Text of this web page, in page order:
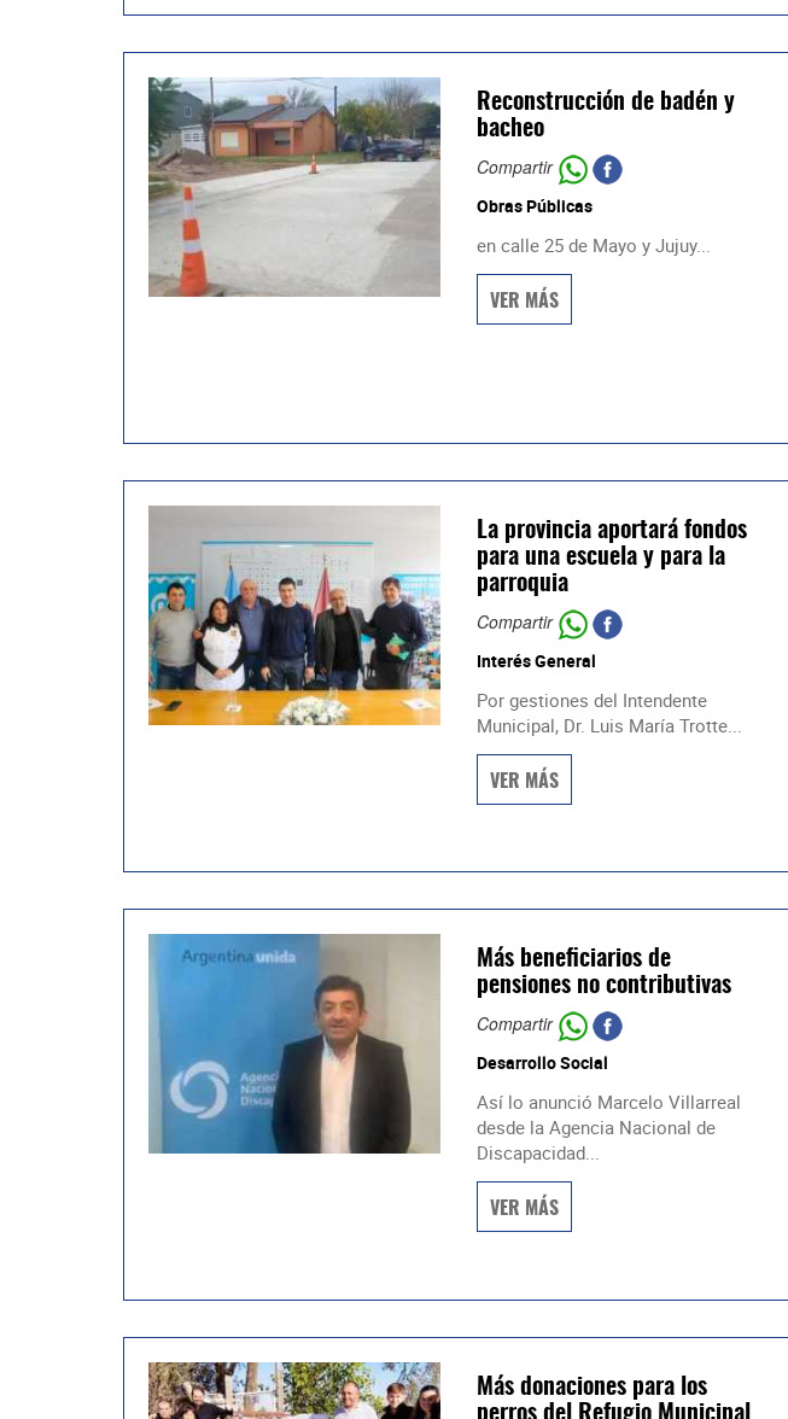
Reconstrucción de badén y
bacheo
Compartir
Obras Públicas
en calle 25 de Mayo y Jujuy...
VER MÁS
La provincia aportará fondos
para una escuela y para la
parroquia
Compartir
Interés General
Por gestiones del Intendente
Municipal, Dr. Luis María Trotte...
VER MÁS
Más beneficiarios de
pensiones no contributivas
Compartir
Desarrollo Social
Así lo anunció Marcelo Villarreal
desde la Agencia Nacional de
Discapacidad...
VER MÁS
Más donaciones para los
perros del Refugio Municipal